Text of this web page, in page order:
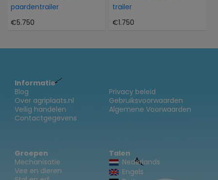
paardentrailer
€5.750
trailer
€1.750
Informatie
Blog
Over agriplaats.nl
Veilig handelen
Contactgegevens
Privacy beleid
Gebruiksvoorwaarden
Algemene Voorwaarden
Groepen
Mechanisatie
Vee en dieren
Talen
Nederlands
Engels